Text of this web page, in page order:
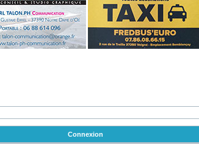
Connexion